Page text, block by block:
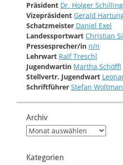
Präsident Dr. Holger Schilling
Vizepräsident Gerald
Schatzmeister Daniel Exel
Landessportwart Christian
Pressesprecher/in n/n
Lehrwart Ralf Treschl
Jugendwartin Martha Schöffl
Stellvertr. Jugendwart
Schriftführer Stefan
Archiv
Archiv
Kategorien